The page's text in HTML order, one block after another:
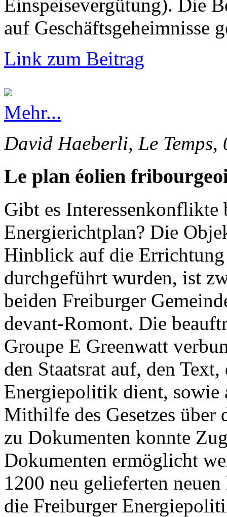
Einspeisevergütung). Die
auf Geschäftsgeheimnisse
Link zum Beitrag
Mehr...
David Haeberli, Le Temps,
Le plan éolien
Gibt es Interessenkonflikte
Energierichtplan? Die
Hinblick auf die
durchgeführt wurden, ist
beiden Freiburger
devant-Romont. Die
Groupe E Greenwatt
den Staatsrat auf, den
Energiepolitik dient, sowie
Mithilfe des Gesetzes
zu Dokumenten konnte
Dokumenten ermöglicht
1200 neu gelieferten
die Freiburger